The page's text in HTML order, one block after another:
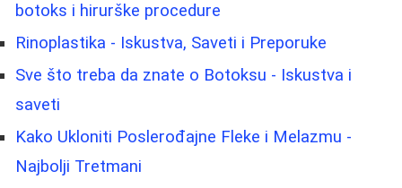
botoks i hirurške procedure
Rinoplastika - Iskustva, Saveti i Preporuke
Sve što treba da znate o Botoksu - Iskustva i
saveti
Kako Ukloniti Poslerođajne Fleke i Melazmu -
Najbolji Tretmani